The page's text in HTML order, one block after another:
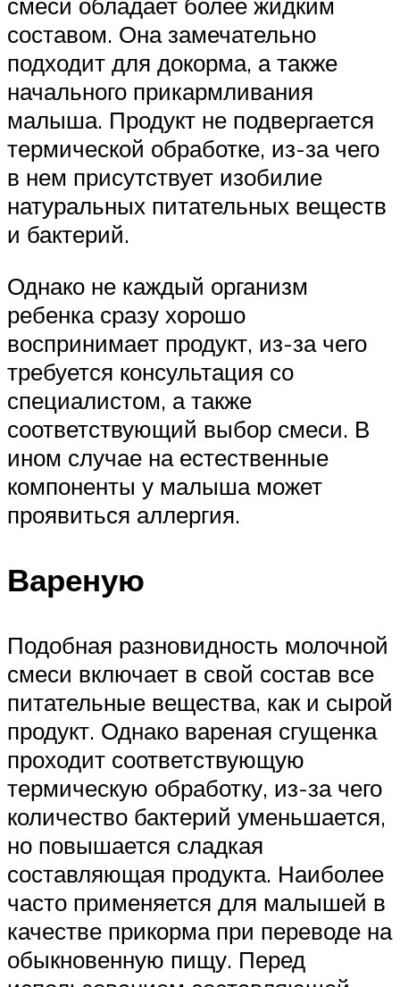
составом. Она замечательно
подходит для докорма, а также
начального прикармливания
малыша. Продукт не подвергается
термической обработке, из-за чего
в нем присутствует изобилие
натуральных питательных веществ
и бактерий.
Однако не каждый организм
ребенка сразу хорошо
воспринимает продукт, из-за чего
требуется консультация со
специалистом, а также
соответствующий выбор смеси. В
ином случае на естественные
компоненты у малыша может
проявиться аллергия.
Вареную
Подобная разновидность молочной
смеси включает в свой состав все
питательные вещества, как и сырой
продукт. Однако вареная сгущенка
проходит соответствующую
термическую обработку, из-за чего
количество бактерий уменьшается,
но повышается сладкая
составляющая продукта. Наиболее
часто применяется для малышей в
качестве прикорма при переводе на
обыкновенную пищу. Перед